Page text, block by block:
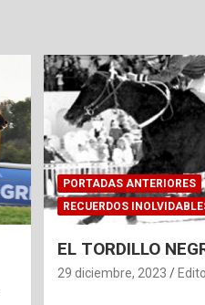
PORTADAS ANTERIORES
RECUERDOS
EL TORDILLO
29 diciembre, 2023